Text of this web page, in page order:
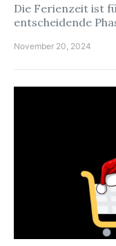
Die Ferienzeit ist
entscheidende
November 20, 2024